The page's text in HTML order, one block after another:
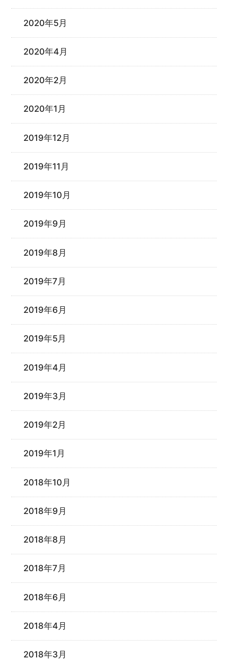
2020年5月
2020年4月
2020年2月
2020年1月
2019年12月
2019年11月
2019年10月
2019年9月
2019年8月
2019年7月
2019年6月
2019年5月
2019年4月
2019年3月
2019年2月
2019年1月
2018年10月
2018年9月
2018年8月
2018年7月
2018年6月
2018年4月
2018年3月